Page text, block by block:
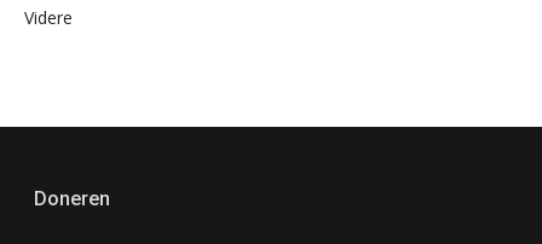
Videre
Doneren